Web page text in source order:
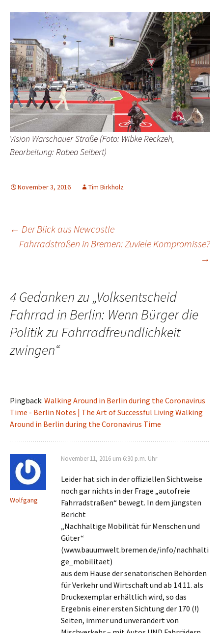
Vision Warschauer Straße (Foto: Wibke Reckzeh,
Bearbeitung: Rabea Seibert)
November 3, 2016 Tim Birkholz
Beitrags-
← Der Blick aus Newcastle
Fahrradstraßen in Bremen: Zuviele Kompromisse?
→
4 Gedanken zu „Volksentscheid
Fahrrad in Berlin: Wenn Bürger die
Politik zu Fahrradfreundlichkeit
zwingen“
Pingback: Walking Around in Berlin during the Coronavirus
Time - Berlin Notes | The Art of Successful Living Walking
Around in Berlin during the Coronavirus Time
Wolfgang
November 11, 2016 um 6:30 p.m. Uhr
Leider hat sich in der offiziellen Sichtweise
noch gar nichts in der Frage „autofreie
Fahrradstraßen“ bewegt. In dem jüngsten
Bericht
„Nachhaltige Mobilität für Menschen und
Güter“
(www.bauumwelt.bremen.de/info/nachhalti
ge_mobilitaet)
aus dem Hause der senatorischen Behörden
für Verkehr und Wirtschaft und ab 14.11. als
Druckexemplar erhältlich wird, so das
Ergebnis einer ersten Sichtung der 170 (!)
Seiten, immer und unverändert von